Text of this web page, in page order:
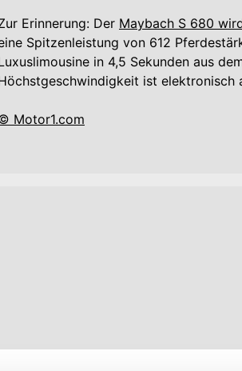
Erinnerung: Der Maybach S 680
Spitzenleistung von 612
in 4,5 Sekunden aus
ist elektronisch
Motor1.com